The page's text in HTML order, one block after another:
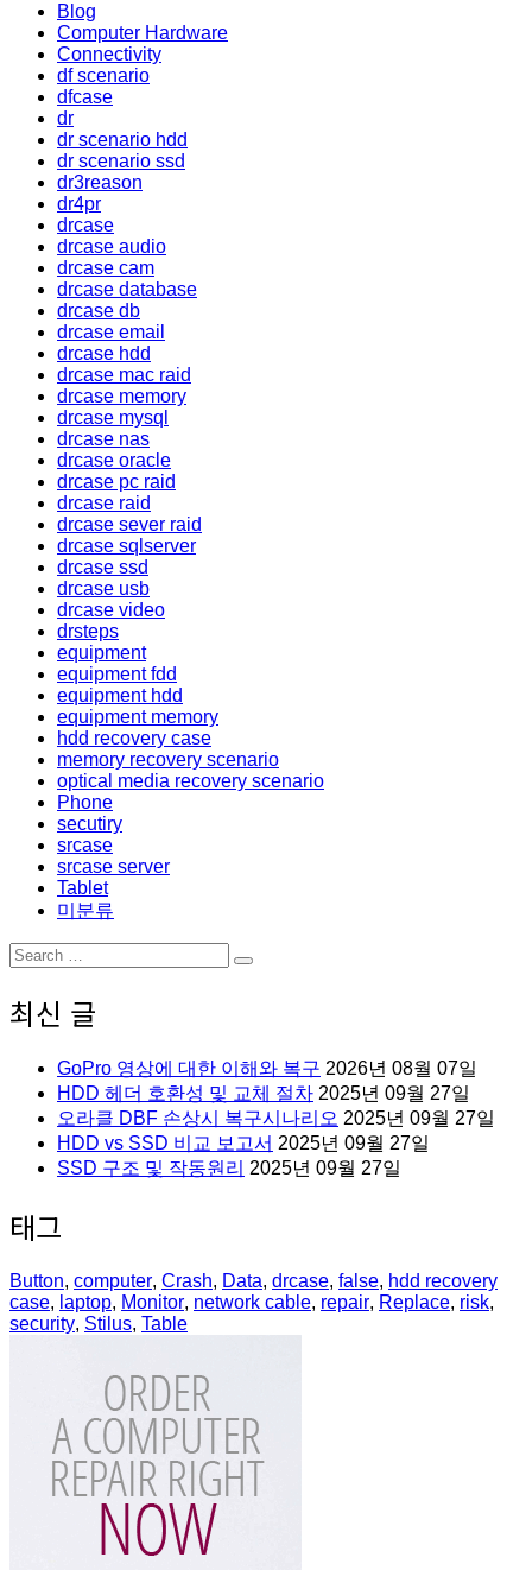
Blog
Computer Hardware
Connectivity
df scenario
dfcase
dr
dr scenario hdd
dr scenario ssd
dr3reason
dr4pr
drcase
drcase audio
drcase cam
drcase database
drcase db
drcase email
drcase hdd
drcase mac raid
drcase memory
drcase mysql
drcase nas
drcase oracle
drcase pc raid
drcase raid
drcase sever raid
drcase sqlserver
drcase ssd
drcase usb
drcase video
drsteps
equipment
equipment fdd
equipment hdd
equipment memory
hdd recovery case
memory recovery scenario
optical media recovery scenario
Phone
secutiry
srcase
srcase server
Tablet
미분류
Search
for:
Search
최신 글
GoPro 영상에 대한 이해와 복구 2026년 08월 07일
HDD 헤더 호환성 및 교체 절차 2025년 09월 27일
오라클 DBF 손상시 복구시나리오 2025년 09월 27일
HDD vs SSD 비교 보고서 2025년 09월 27일
SSD 구조 및 작동원리 2025년 09월 27일
태그
Button, computer, Crash, Data, drcase, false, hdd recovery
case, laptop, Monitor, network cable, repair, Replace, risk,
security, Stilus, Table